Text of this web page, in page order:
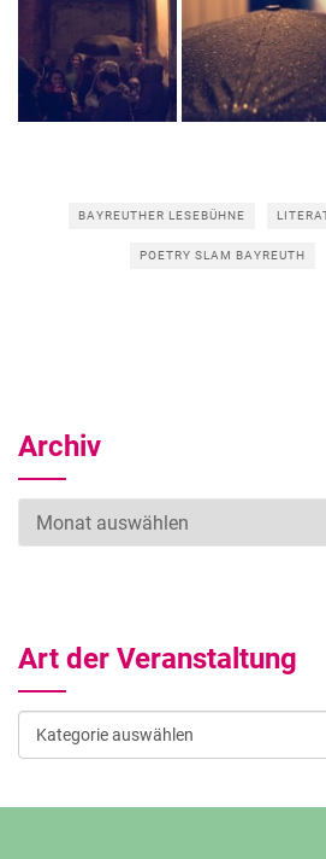
BAYREUTHER LESEBÜHNE
POETRY SLAM BAYREUTH
Archiv
Archiv
Art der Veranstaltung
Art
Veranstaltung